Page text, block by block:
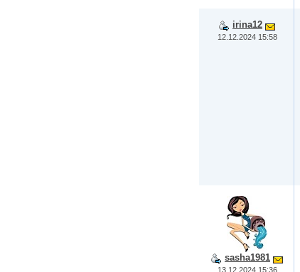
irina12
12.12.2024 15:58
sasha1981
13.12.2024 15:36